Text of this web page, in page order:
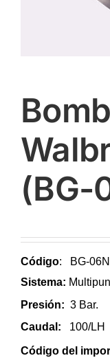
(BG-
Código: BG-06N
Sistema:
Presión: 3 Bar.
Caudal: 100/LH
Código del